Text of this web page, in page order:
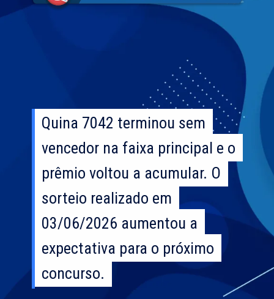
Quina 7042 terminou sem
vencedor na faixa principal e o
prêmio voltou a acumular. O
sorteio realizado em
03/06/2026 aumentou a
expectativa para o próximo
concurso.
Quina 7042 terminou sem
vencedor na faixa principal e o
prêmio voltou a acumular. O
sorteio realizado em
03/06/2026 aumentou a
expectativa para o próximo
concurso.